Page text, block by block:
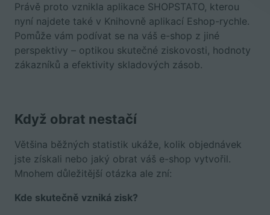
Právě proto vznikla aplikace SHOPSTATO, kterou
nyní najdete také v Knihovně aplikací Eshop-rychle.
Pomůže vám podívat se na váš e-shop z jiné
perspektivy – optikou skutečné ziskovosti, hodnoty
zákazníků a efektivity skladových zásob.
Když obrat nestačí
Většina běžných statistik ukáže, kolik objednávek
jste získali nebo jaký obrat váš e-shop vytvořil.
Mnohem důležitější otázka ale zní:
Kde skutečně vzniká zisk?